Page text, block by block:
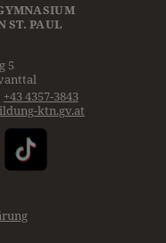
ST. PAUL
5
+43 4357-3843
ktn.gv.at